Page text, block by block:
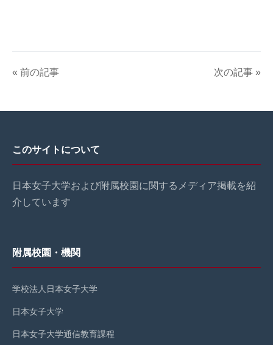
« 前の記事 次の記事 »
このサイトについて
日本女子大学および附属校園に関するメディア掲載を紹
介しています
附属校園・機関
学校法人日本女子大学
日本女子大学
日本女子大学通信教育課程